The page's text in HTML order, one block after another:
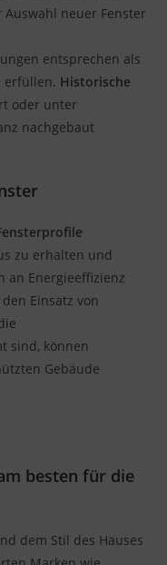
neuer Fenster
entsprechen als
erfüllen. Historische
oder unter
nachgebaut
zu erhalten und
an Energieeffizienz
Einsatz von
sind, können
Gebäude
besten für die
dem Stil des Hauses